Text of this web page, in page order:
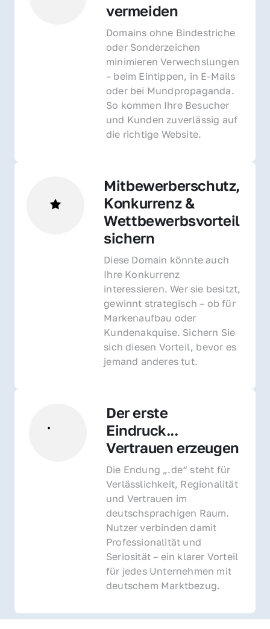
vermeiden
Domains ohne Bindestriche
oder Sonderzeichen
minimieren Verwechslungen
– beim Eintippen, in E-Mails
oder bei Mundpropaganda.
So kommen Ihre Besucher
und Kunden zuverlässig auf
die richtige Website.
Mitbewerberschutz,
Konkurrenz &
Wettbewerbsvorteil
sichern
Diese Domain könnte auch
Ihre Konkurrenz
interessieren. Wer sie besitzt,
gewinnt strategisch – ob für
Markenaufbau oder
Kundenakquise. Sichern Sie
sich diesen Vorteil, bevor es
jemand anderes tut.
Der erste
Eindruck...
Vertrauen erzeugen
Die Endung „.de“ steht für
Verlässlichkeit, Regionalität
und Vertrauen im
deutschsprachigen Raum.
Nutzer verbinden damit
Professionalität und
Seriosität – ein klarer Vorteil
für jedes Unternehmen mit
deutschem Marktbezug.